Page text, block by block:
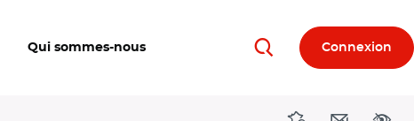
Qui sommes-nous RechercherConnexion